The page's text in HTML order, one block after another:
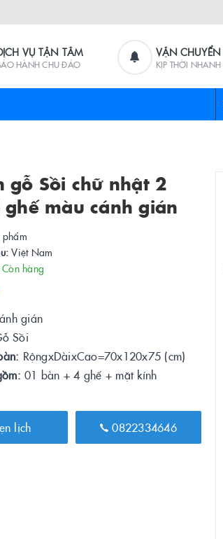
VỤ TẬN TÂM
HÀNH CHU ĐÁO
VẬN
KỊP THỜI
gỗ Sồi chữ nhật 2
màu cánh gián
Việt Nam
Còn hàng
gián
Sồi
RộngxDàixCao=70x120x75 (cm)
01 bàn + 4 ghế + mặt kính
lịch 0822334646